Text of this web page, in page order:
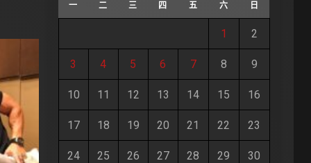
一 二 三 四 五 六 日
1 2
3 4 5 6 7 8 9
10 11 12 13 14 15 16
17 18 19 20 21 22 23
24 25 26 27 28 29 30